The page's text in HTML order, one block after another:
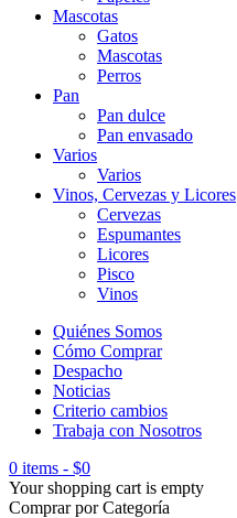
Mascotas
Gatos
Mascotas
Perros
Pan
Pan dulce
Pan envasado
Varios
Varios
Vinos, Cervezas y Licores
Cervezas
Espumantes
Licores
Pisco
Vinos
Quiénes Somos
Cómo Comprar
Despacho
Noticias
Criterio cambios
Trabaja con Nosotros
0 items - $0
Your shopping cart is empty
Comprar por Categoría